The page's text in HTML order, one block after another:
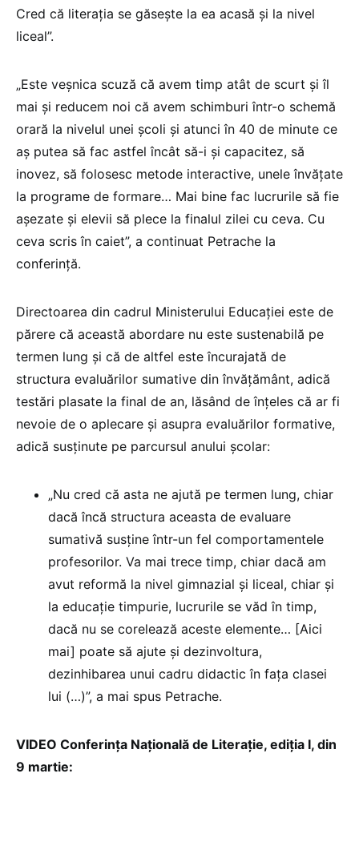
Cred că literația se găsește la ea acasă și la nivel
liceal”.
„Este veșnica scuză că avem timp atât de scurt și îl
mai și reducem noi că avem schimburi într-o schemă
orară la nivelul unei școli și atunci în 40 de minute ce
aș putea să fac astfel încât să-i și capacitez, să
inovez, să folosesc metode interactive, unele învățate
la programe de formare… Mai bine fac lucrurile să fie
așezate și elevii să plece la finalul zilei cu ceva. Cu
ceva scris în caiet”, a continuat Petrache la
conferință.
Directoarea din cadrul Ministerului Educației este de
părere că această abordare nu este sustenabilă pe
termen lung și că de altfel este încurajată de
structura evaluărilor sumative din învățământ, adică
testări plasate la final de an, lăsând de înțeles că ar fi
nevoie de o aplecare și asupra evaluărilor formative,
adică susținute pe parcursul anului școlar:
„Nu cred că asta ne ajută pe termen lung, chiar
dacă încă structura aceasta de evaluare
sumativă susține într-un fel comportamentele
profesorilor. Va mai trece timp, chiar dacă am
avut reformă la nivel gimnazial și liceal, chiar și
la educație timpurie, lucrurile se văd în timp,
dacă nu se corelează aceste elemente… [Aici
mai] poate să ajute și dezinvoltura,
dezinhibarea unui cadru didactic în fața clasei
lui (…)”, a mai spus Petrache.
VIDEO Conferința Națională de Literație, ediția I, din
9 martie: